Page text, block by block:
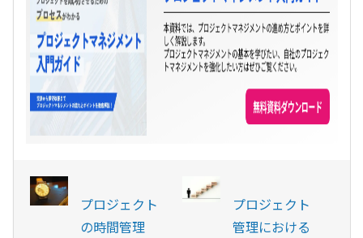
プロジェクト
の時間管理
プロジェクト
管理における